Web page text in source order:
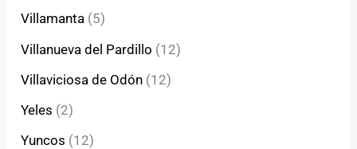
Villamanta (5)
Villanueva del Pardillo (12)
Villaviciosa de Odón (12)
Yeles (2)
Yuncos (12)